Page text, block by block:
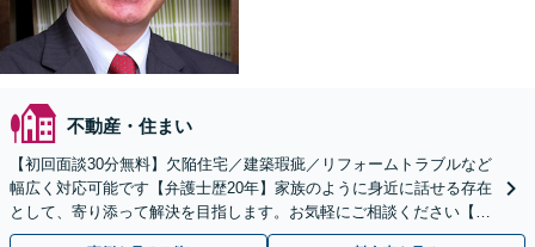
不動産・住まい
【初回面談30分無料】欠陥住宅／建築瑕疵／リフォームトラブルなど
幅広く対応可能です【弁護士歴20年】家族のように身近に話せる存在
として、寄り添って解決を目指します。お気軽にご相談ください【池
袋駅5分】